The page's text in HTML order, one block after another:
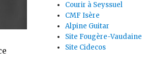
Courir à Seyssuel
CMF Isère
Alpine Guitar
Site Fougère-Vaudaine
Site Cidecos